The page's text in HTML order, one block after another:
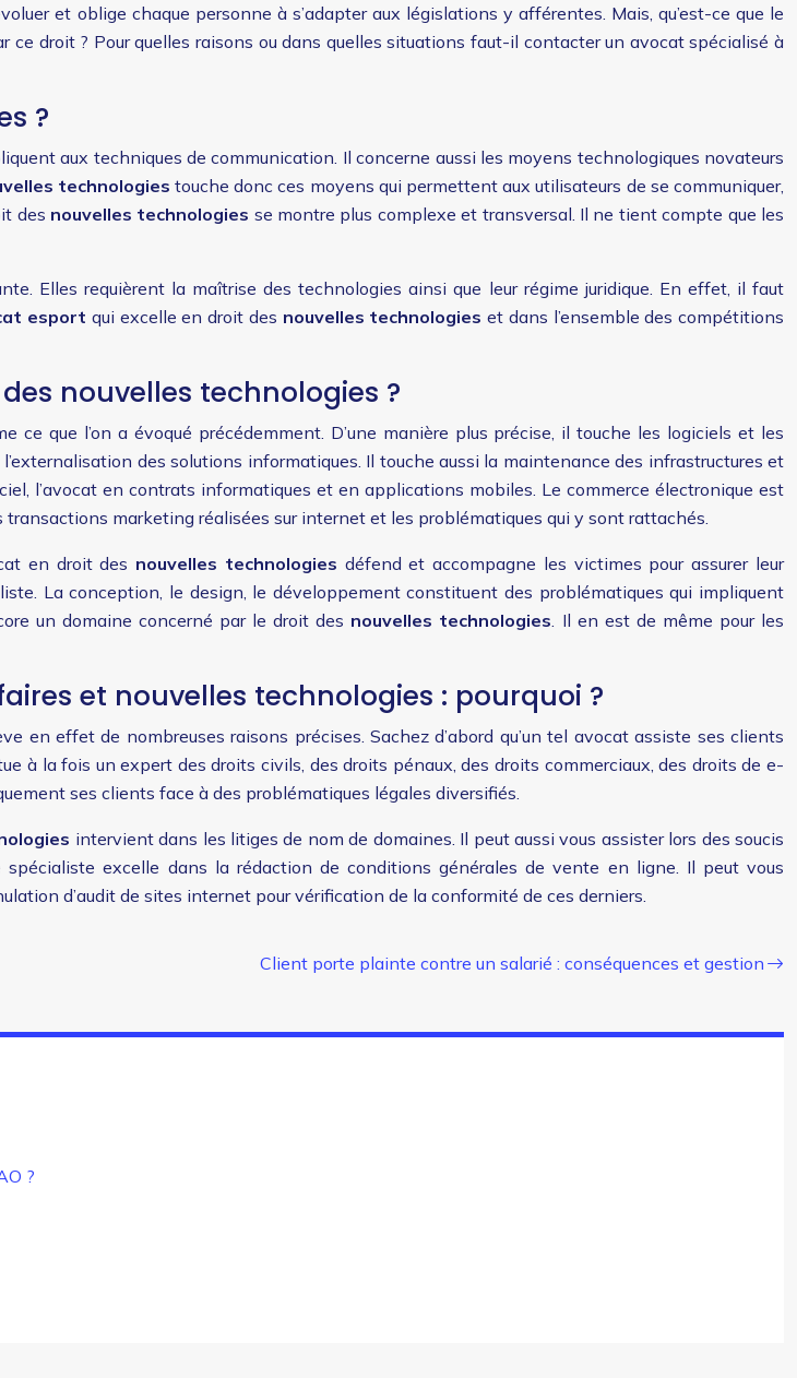
et oblige chaque personne à s’adapter aux législations y afférentes. Mais, qu’est-ce que le
ce droit ? Pour quelles raisons ou dans quelles situations faut-il contacter un avocat spécialisé à
?
aux techniques de communication. Il concerne aussi les moyens technologiques novateurs
technologies touche donc ces moyens qui permettent aux utilisateurs de se communiquer,
des nouvelles technologies se montre plus complexe et transversal. Il ne tient compte que les
Elles requièrent la maîtrise des technologies ainsi que leur régime juridique. En effet, il faut
esport qui excelle en droit des nouvelles technologies et dans l’ensemble des compétitions
nouvelles technologies ?
ce que l’on a évoqué précédemment. D’une manière plus précise, il touche les logiciels et les
des solutions informatiques. Il touche aussi la maintenance des infrastructures et
l’avocat en contrats informatiques et en applications mobiles. Le commerce électronique est
marketing réalisées sur internet et les problématiques qui y sont rattachés.
en droit des nouvelles technologies défend et accompagne les victimes pour assurer leur
La conception, le design, le développement constituent des problématiques qui impliquent
un domaine concerné par le droit des nouvelles technologies. Il en est de même pour les
et nouvelles technologies : pourquoi ?
en effet de nombreuses raisons précises. Sachez d’abord qu’un tel avocat assiste ses clients
à la fois un expert des droits civils, des droits pénaux, des droits commerciaux, des droits de e-
ses clients face à des problématiques légales diversifiés.
intervient dans les litiges de nom de domaines. Il peut aussi vous assister lors des soucis
excelle dans la rédaction de conditions générales de vente en ligne. Il peut vous
d’audit de sites internet pour vérification de la conformité de ces derniers.
Client porte plainte contre un salarié : conséquences et gestion
?